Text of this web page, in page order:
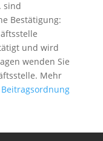
sind
Bestätigung:
und wird
wenden Sie
Mehr
Beitragsordnung